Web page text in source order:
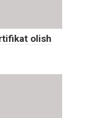
olish